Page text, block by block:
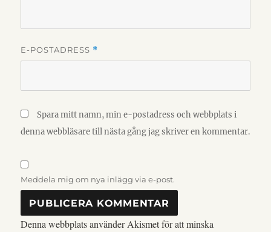
E-POSTADRESS *
Spara mitt namn, min e-postadress och webbplats i
denna webbläsare till nästa gång jag skriver en kommentar.
Meddela mig om nya inlägg via e-post.
Denna webbplats använder Akismet för att minska